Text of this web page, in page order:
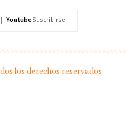
YoutubeSuscribirse
los derechos reservados.